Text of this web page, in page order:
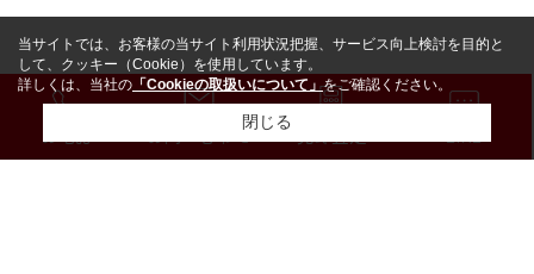
お問い合わせ
当サイトでは、お客様の当サイト利用状況把握、サービス向上検討を目的と
して、クッキー（Cookie）を使用しています。
詳しくは、当社の 「Cookieの取扱いについて」をご確認ください。
閉じる